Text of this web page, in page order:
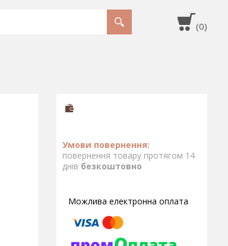
повернення товару протягом 14
днів безкоштовно